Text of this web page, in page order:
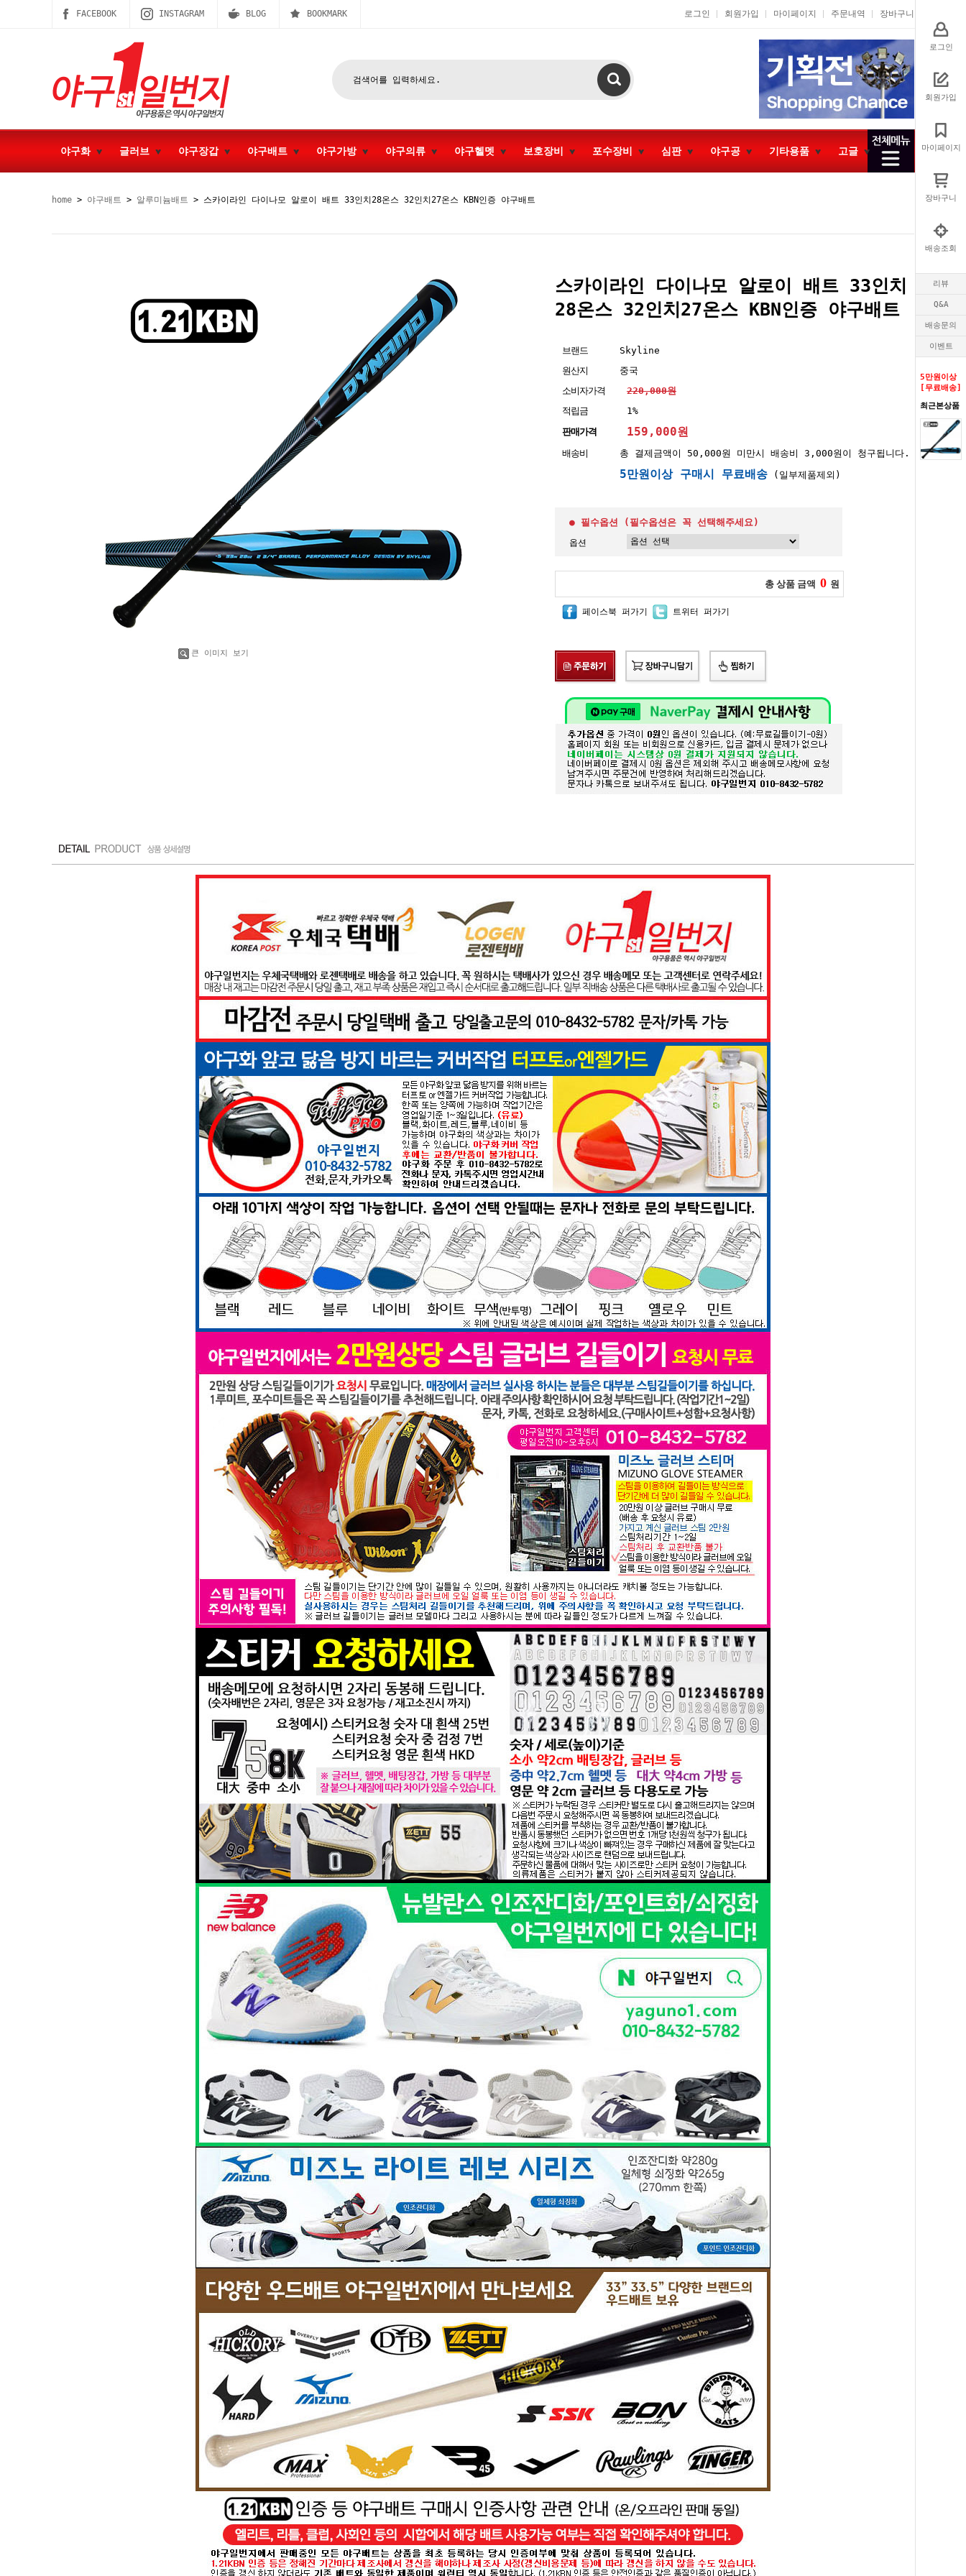
로그인
회원가입
마이페이지
장바구니
배송조회
리뷰
Q&A
배송문의
이벤트
5만원이상
[무료배송]
최근본상품
FACEBOOK INSTAGRAM BLOG BOOKMARK 로그인 회원가입 마이페이지 주문내역 장바구니
야구화 글러브 야구장갑 야구배트 야구가방 야구의류 야구헬멧 보호장비 포수장비 심판 야구공 기타용품 고글
home > 야구배트 > 알루미늄배트 > 스카이라인 다이나모 알로이 배트 33인치28온스 32인치27온스 KBN인증 야구배트
큰 이미지 보기
스카이라인 다이나모 알로이 배트 33인치
28온스 32인치27온스 KBN인증 야구배트
브랜드
Skyline
원산지
중국
소비자가격
220,000원
적립금
1%
판매가격
159,000원
배송비 총 결제금액이 50,000원 미만시 배송비 3,000원이 청구됩니다.
5만원이상 구매시 무료배송 (일부제품제외)
● 필수옵션 (필수옵션은 꼭 선택해주세요)
옵션
총 상품 금액 0 원
페이스북 퍼가기 트위터 퍼가기